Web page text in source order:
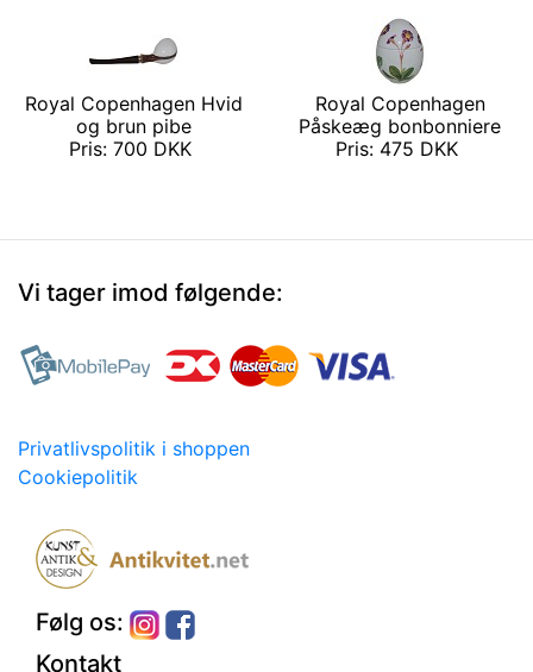
Royal Copenhagen Hvid
og brun pibe
Pris: 700 DKK
Royal Copenhagen
Påskeæg bonbonniere
Pris: 475 DKK
Vi tager imod følgende:
Privatlivspolitik i shoppen
Cookiepolitik
Følg os:
Kontakt